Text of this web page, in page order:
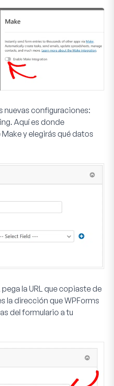
nuevas configuraciones:
. Aquí es donde
y elegirás qué datos
pega la URL que copiaste de
la dirección que WPForms
del formulario a tu